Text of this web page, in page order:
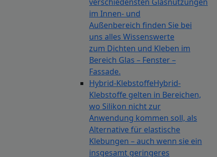
im Innen- und
Außenbereich finden Sie bei
uns alles Wissenswerte
zum Dichten und Kleben im
Bereich Glas – Fenster –
Fassade.
Hybrid-KlebstoffeHybrid-
Klebstoffe gelten in Bereichen,
wo Silikon nicht zur
Anwendung kommen soll, als
Alternative für elastische
Klebungen – auch wenn sie ein
insgesamt geringeres